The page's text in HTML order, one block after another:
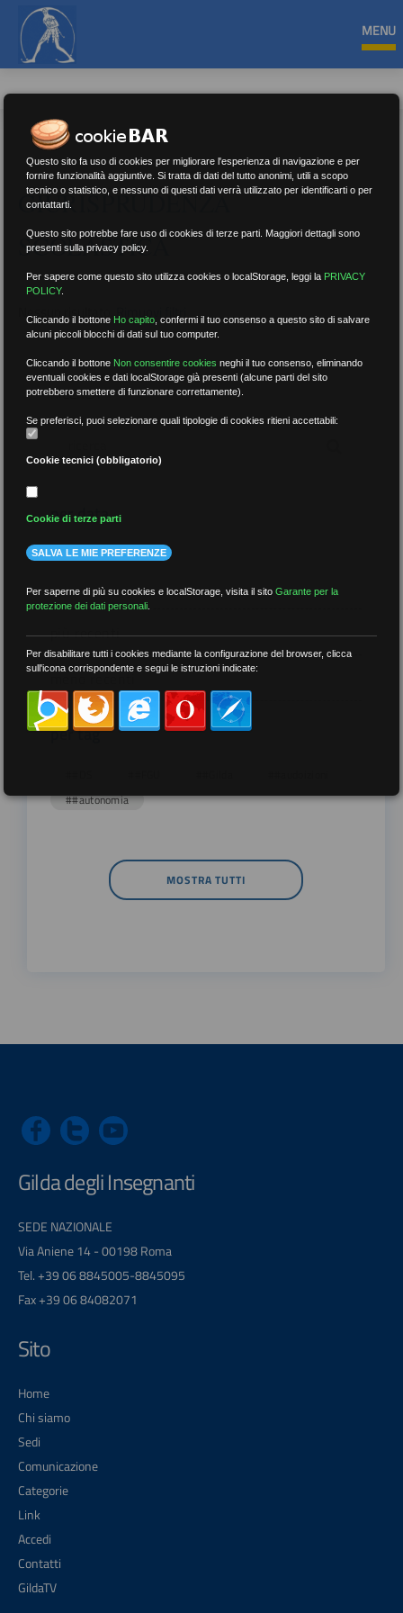
MENU
GIURISPRUDENZA
SCOLASTICA
Nessun risultato.Rimuovi filtri
RICERCA
per data
più recenti
meno recenti
per tag
##autonomia
MOSTRA TUTTI
Gilda degli Insegnanti
SEDE NAZIONALE
Via Aniene 14 - 00198 Roma
Tel. +39 06 8845005-8845095
Fax +39 06 84082071
Sito
Home
Chi siamo
Sedi
Comunicazione
Categorie
Link
Accedi
Contatti
GildaTV
Questo sito fa uso di cookies per migliorare l'esperienza di navigazione e per
fornire funzionalità aggiuntive. Si tratta di dati del tutto anonimi, utili a scopo
tecnico o statistico, e nessuno di questi dati verrà utilizzato per identificarti o per
contattarti.
Questo sito potrebbe fare uso di cookies di terze parti. Maggiori dettagli sono
presenti sulla privacy policy.
Per sapere come questo sito utilizza cookies o localStorage, leggi la PRIVACY
POLICY.
Cliccando il bottone Ho capito ,confermi il tuo consenso a questo sito di salvare
alcuni piccoli blocchi di dati sul tuo computer.
Cliccando il bottone Non consentire cookies neghi il tuo consenso, eliminando
eventuali cookies e dati localStorage già presenti (alcune parti del sito
potrebbero smettere di funzionare correttamente).
Se preferisci, puoi selezionare quali tipologie di cookies ritieni accettabili:
Cookie tecnici (obbligatorio)
Cookie di terze parti
SALVA LE MIE PREFERENZE
Per saperne di più su cookies e localStorage, visita il sitoGarante per la
protezione dei dati personali
Per disabilitare tutti i cookies mediante la configurazione del browser, clicca
sull'icona corrispondente e segui le istruzioni indicate: